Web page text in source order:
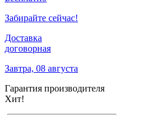
Забирайте сейчас!
Доставка
договорная
Завтра, 08 августа
Гарантия производителя
Хит!